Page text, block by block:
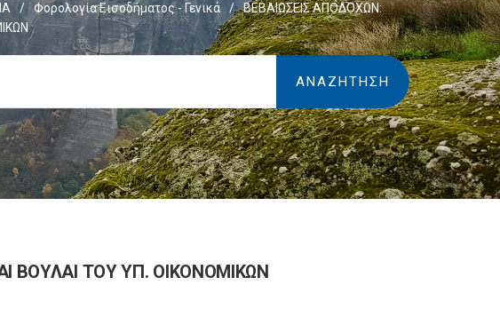
/ Φορολογία Εισοδήματος - Γενικά /
ΒΕΒΑΙΩΣΕΙΣ ΑΠΟΔΟΧΩΝ:
ΒΟΥΛΑΙ ΤΟΥ ΥΠ. ΟΙΚΟΝΟΜΙΚΩΝ